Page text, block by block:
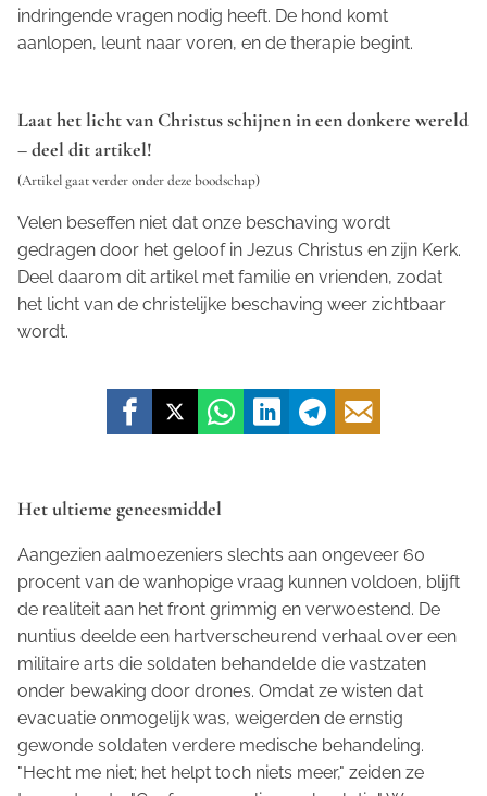
indringende vragen nodig heeft. De hond komt
aanlopen, leunt naar voren, en de therapie begint.
Laat het licht van Christus schijnen in een donkere wereld
– deel dit artikel!
(Artikel gaat verder onder deze boodschap)
Velen beseffen niet dat onze beschaving wordt
gedragen door het geloof in Jezus Christus en zijn Kerk.
Deel daarom dit artikel met familie en vrienden, zodat
het licht van de christelijke beschaving weer zichtbaar
wordt.
Het ultieme geneesmiddel
Aangezien aalmoezeniers slechts aan ongeveer 60
procent van de wanhopige vraag kunnen voldoen, blijft
de realiteit aan het front grimmig en verwoestend. De
nuntius deelde een hartverscheurend verhaal over een
militaire arts die soldaten behandelde die vastzaten
onder bewaking door drones. Omdat ze wisten dat
evacuatie onmogelijk was, weigerden de ernstig
gewonde soldaten verdere medische behandeling.
"Hecht me niet; het helpt toch niets meer," zeiden ze